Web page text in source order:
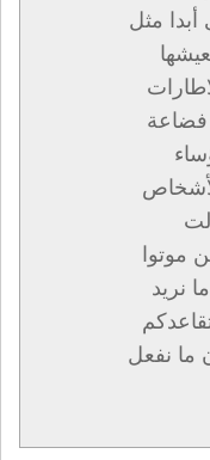
أبدا مثل
فضاعة
موتوا
نريد
ما نفعل